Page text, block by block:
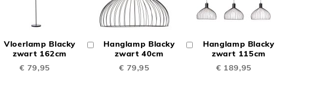
Vloerlamp Blacky
zwart 162cm
€ 79,95
Winkelwagen
TOEVOEGEN
TE
Hanglamp Blacky
zwart 40cm
€ 79,95
Winkelwagen
TOEVOEGEN
TE
Hanglamp Blacky
zwart 115cm
€ 189,95
Winkelwagen
TOEVOEGEN
TE